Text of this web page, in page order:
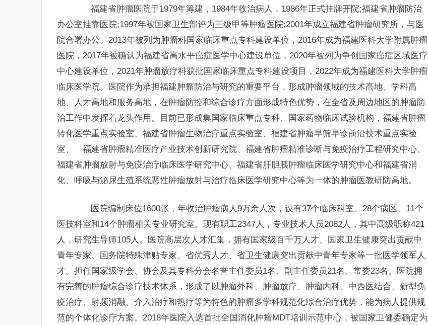
福建省肿瘤医院于1979年筹建，1984年收治病人，1986年正式挂牌开院;福建省肿瘤防治
办公室挂靠医院;1997年被国家卫生部评为三级甲等肿瘤医院;2001年成立福建省肿瘤研究所，与医
院合署办公。2013年被列为肿瘤科国家临床重点专科建设单位，2016年成为福建医科大学附属肿瘤
医院，2017年被确认为福建省高水平癌症医学中心建设单位，2020年被列为争创国家癌症区域医疗
中心建设单位，2021年肿瘤放疗科获批国家临床重点专科建设项目，2022年成为福建医科大学肿瘤
临床医学院。医院作为承担福建肿瘤防治与研究的重要平台，形成肿瘤领域的技术高地、学科高
地、人才高地和服务高地，在肿瘤防控和综合诊疗方面形成特色优势，在全省及周边地区的肿瘤防
治工作中发挥着龙头作用。目前已形成集国家临床重点专科、国家药物临床试验机构，福建省肿瘤
转化医学重点实验室、福建省肿瘤生物治疗重点实验室、福建省肿瘤早筛早诊前沿技术重点实验
室、 福建省肿瘤精准医疗产业技术创新研究院、福建省肿瘤精准诊断与免疫治疗工程研究中心、
福建省肿瘤放射与免疫治疗临床医学研究中心、福建省肝胆胰肿瘤临床医学研究中心和福建省消
化、呼吸与泌尿生殖系统恶性肿瘤放射与治疗临床医学研究中心等为一体的肿瘤医教研防高地。
医院编制床位1600张，年收治肿瘤病人9万余人次，设有37个临床科室、28个病区、11个
医技科室和14个肿瘤相关专业研究室。现有职工2347人，专业技术人员2082人，其中高级职称421
人，研究生导师105人。医院高层次人才汇集，拥有国家级百千万人才、国家卫生健康突出贡献中
青年专家、国务院特殊津贴专家、省优秀人才、省卫生健康突出贡献中青年专家等一批医学领军人
才。担任国家级学会、协会及其专科分会名誉主任委员1名、副主任委员21名、常委23名。医院拥
有完善的肿瘤综合诊疗技术体系，形成了以肿瘤外科、肿瘤放疗、肿瘤内科、中西医结合、新型免
疫治疗、射频消融、介入治疗和热疗等为特色的肿瘤多学科规范化综合治疗优势，能为病人提供规
范的个体化诊疗方案。2018年医院入选首批全国消化肿瘤MDT培训示范中心，被国家卫健委确定为